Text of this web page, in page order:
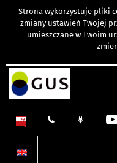
Strona wykorzystuje pliki
zmiany ustawień Twojej
umieszczane w Twoim